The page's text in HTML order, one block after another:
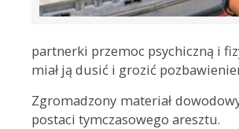
partnerki przemoc psychiczną i
miał ją dusić i grozić
Zgromadzony materiał
postaci tymczasowego aresztu.